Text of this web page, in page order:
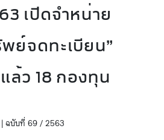
เปิดจำหน่าย
ย์จดทะเบียน”
ล้ว 18 กองทุน
| ฉบับที่ 69 / 2563